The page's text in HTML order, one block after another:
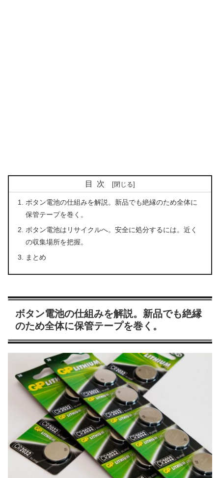
目次
ボタン電池の仕組みを解説。新品でも絶縁のため全体に
保管テープを巻く。
ボタン電池はリサイクルへ。安全に処分するには。近く
の収集場所を把握。
まとめ
ボタン電池の仕組みを解説。新品でも絶縁
のため全体に保管テープを巻く。